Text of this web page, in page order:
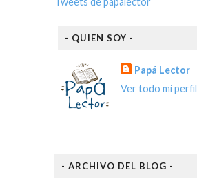
- QUIEN SOY -
Papá Lector
Ver todo mi perfil
- ARCHIVO DEL BLOG -